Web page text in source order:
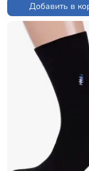
Добавить в